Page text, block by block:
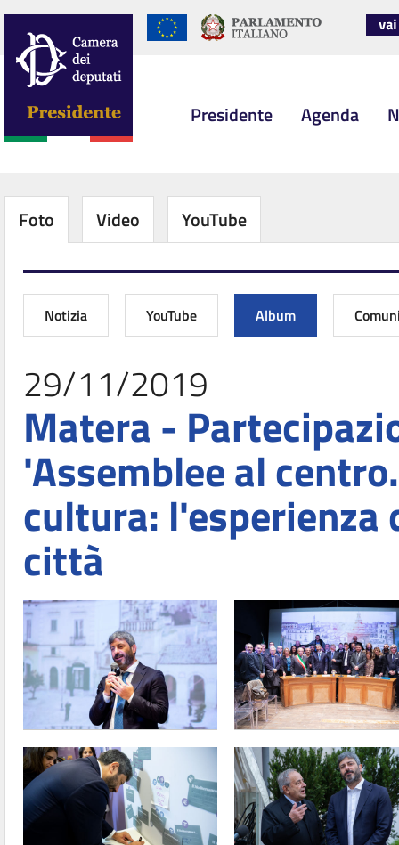
Presidente Agenda
Foto Video YouTube
Notizia YouTube Album
29/11/2019
Matera -
'Assemblee al
cultura:
città